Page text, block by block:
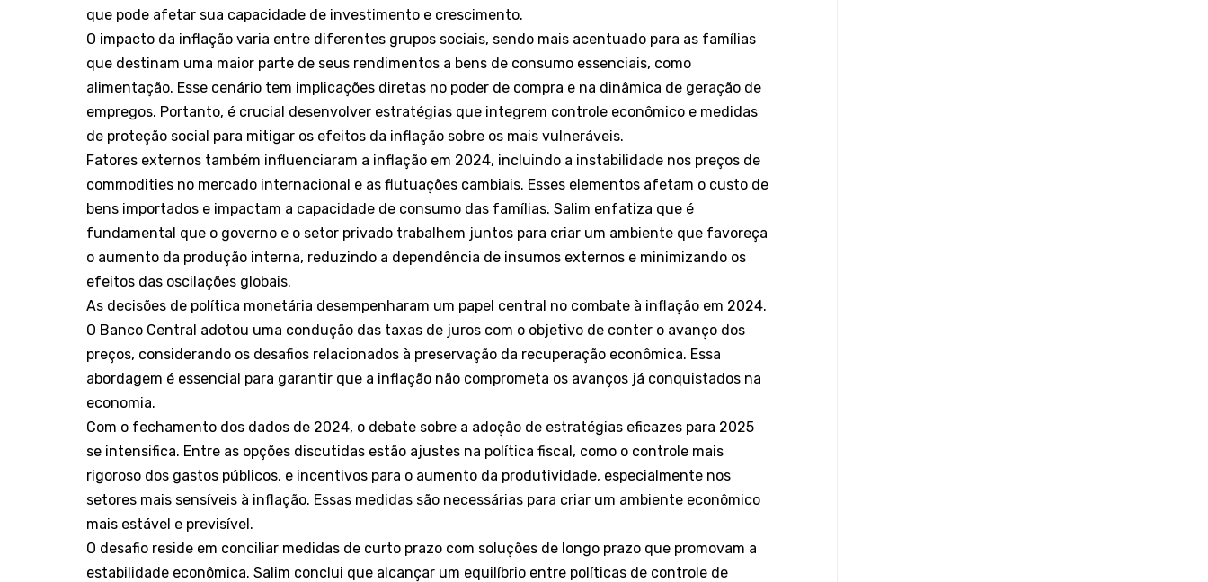
que pode afetar sua capacidade de investimento e crescimento.
O impacto da inflação varia entre diferentes grupos sociais, sendo mais acentuado para as famílias
que destinam uma maior parte de seus rendimentos a bens de consumo essenciais, como
alimentação. Esse cenário tem implicações diretas no poder de compra e na dinâmica de geração de
empregos. Portanto, é crucial desenvolver estratégias que integrem controle econômico e medidas
de proteção social para mitigar os efeitos da inflação sobre os mais vulneráveis.
Fatores externos também influenciaram a inflação em 2024, incluindo a instabilidade nos preços de
commodities no mercado internacional e as flutuações cambiais. Esses elementos afetam o custo de
bens importados e impactam a capacidade de consumo das famílias. Salim enfatiza que é
fundamental que o governo e o setor privado trabalhem juntos para criar um ambiente que favoreça
o aumento da produção interna, reduzindo a dependência de insumos externos e minimizando os
efeitos das oscilações globais.
As decisões de política monetária desempenharam um papel central no combate à inflação em 2024.
O Banco Central adotou uma condução das taxas de juros com o objetivo de conter o avanço dos
preços, considerando os desafios relacionados à preservação da recuperação econômica. Essa
abordagem é essencial para garantir que a inflação não comprometa os avanços já conquistados na
economia.
Com o fechamento dos dados de 2024, o debate sobre a adoção de estratégias eficazes para 2025
se intensifica. Entre as opções discutidas estão ajustes na política fiscal, como o controle mais
rigoroso dos gastos públicos, e incentivos para o aumento da produtividade, especialmente nos
setores mais sensíveis à inflação. Essas medidas são necessárias para criar um ambiente econômico
mais estável e previsível.
O desafio reside em conciliar medidas de curto prazo com soluções de longo prazo que promovam a
estabilidade econômica. Salim conclui que alcançar um equilíbrio entre políticas de controle de